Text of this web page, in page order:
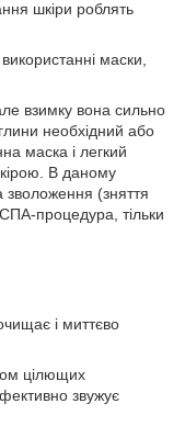
шкіри роблять
маски,
взимку вона сильно
необхідний або
маска і легкий
В даному
(зняття
процедура, тільки
і миттєво
цілющих
звужує